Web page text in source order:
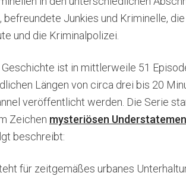
befreundete Junkies und Kriminelle,
und die Kriminalpolizei.
ist in mittlerweile 51
Längen von circa drei bis 20
veröffentlicht werden. Die Serie
Zeichen mysteriösen
beschreibt:
für zeitgemäßes urbanes